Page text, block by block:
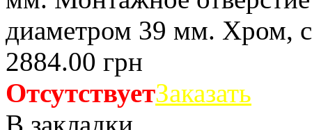
диаметром 39 мм. Хром,
2884.00 грн
ОтсутствуетЗаказать
В закладки